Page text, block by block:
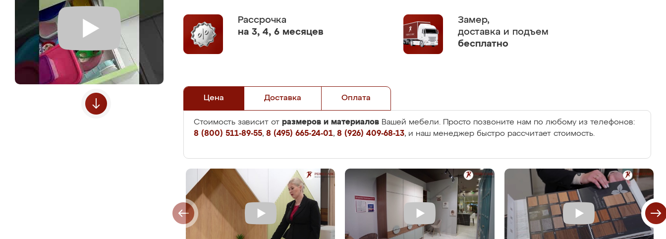
Рассрочка
на 3, 4, 6 месяцев
Замер,
доставка и подъем
бесплатно
Цена Доставка Оплата
Стоимость зависит от размеров и материалов Вашей мебели. Просто позвоните нам по любому из телефонов:
8 (800) 511-89-55, 8 (495) 665-24-01, 8 (926) 409-68-13, и наш менеджер быстро рассчитает стоимость.